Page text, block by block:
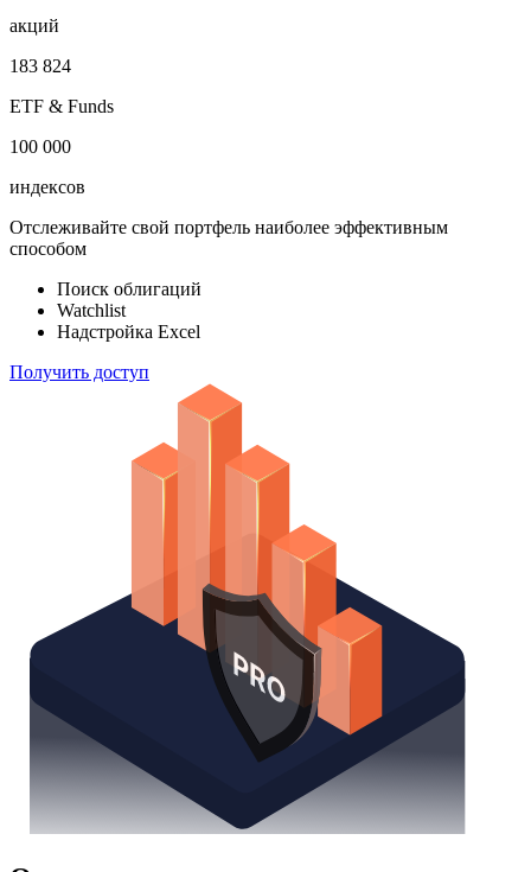
акций
183 824
ETF & Funds
100 000
индексов
Отслеживайте свой портфель наиболее эффективным
способом
Поиск облигаций
Watchlist
Надстройка Excel
Получить доступ